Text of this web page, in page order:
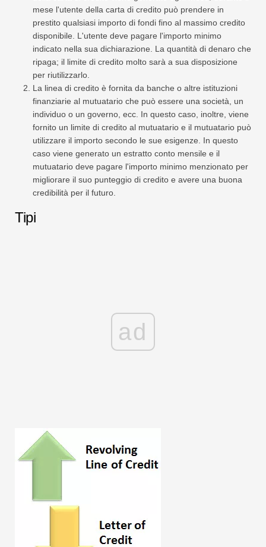
mese l'utente della carta di credito può prendere in
prestito qualsiasi importo di fondi fino al massimo credito
disponibile. L'utente deve pagare l'importo minimo
indicato nella sua dichiarazione. La quantità di denaro che
ripaga; il limite di credito molto sarà a sua disposizione
per riutilizzarlo.
La linea di credito è fornita da banche o altre istituzioni
finanziarie al mutuatario che può essere una società, un
individuo o un governo, ecc. In questo caso, inoltre, viene
fornito un limite di credito al mutuatario e il mutuatario può
utilizzare il importo secondo le sue esigenze. In questo
caso viene generato un estratto conto mensile e il
mutuatario deve pagare l'importo minimo menzionato per
migliorare il suo punteggio di credito e avere una buona
credibilità per il futuro.
Tipi
ad